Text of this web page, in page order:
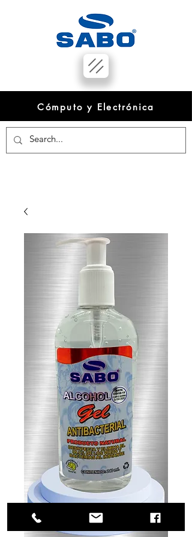
Cómputo y Electrónica